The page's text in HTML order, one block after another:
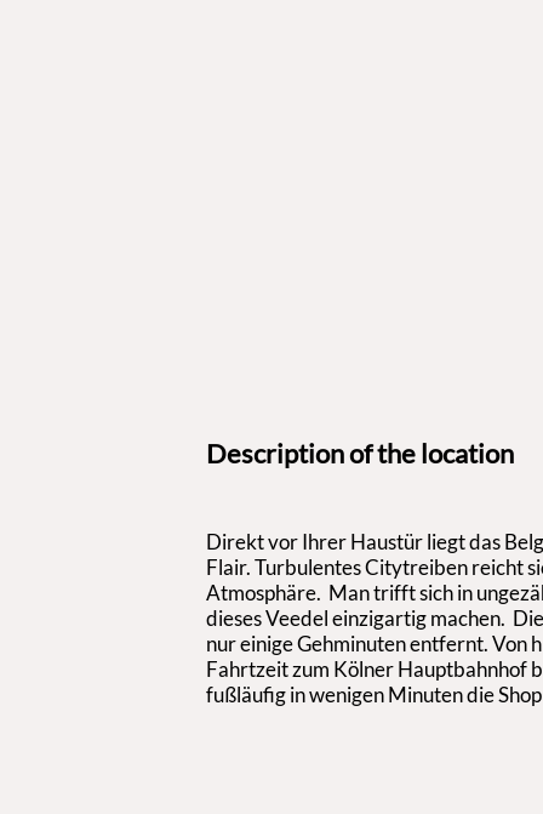
Description of the location
Direkt vor Ihrer Haustür liegt das
Flair. Turbulentes Citytreiben reicht
Atmosphäre. Man trifft sich in
dieses Veedel einzigartig machen.
nur einige Gehminuten entfernt. Von
Fahrtzeit zum Kölner Hauptbahnhof
fußläufig in wenigen Minuten die